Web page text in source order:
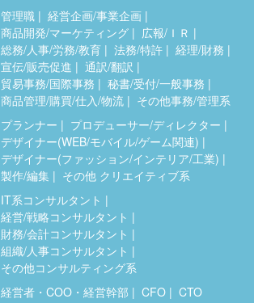
管理職
経営企画/事業企画
商品開発/マーケティング
広報/ＩＲ
総務/人事/労務/教育
法務/特許
経理/財務
宣伝/販売促進
通訳/翻訳
貿易事務/国際事務
秘書/受付/一般事務
商品管理/購買/仕入/物流
その他事務/管理系
プランナー
プロデューサー/ディレクター
デザイナー(WEB/モバイル/ゲーム関連)
デザイナー(ファッション/インテリア/工業)
製作/編集
その他 クリエイティブ系
IT系コンサルタント
経営/戦略コンサルタント
財務/会計コンサルタント
組織/人事コンサルタント
その他コンサルティング系
経営者・COO・経営幹部 CFO
CTO